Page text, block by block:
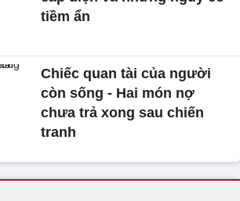
tiềm ẩn
Chiếc quan tài của người
còn sống - Hai món nợ
chưa trả xong sau chiến
tranh